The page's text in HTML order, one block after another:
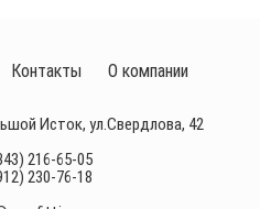
Исток, ул.Свердлова, 42
216-65-05
230-76-18
Контакты О компании